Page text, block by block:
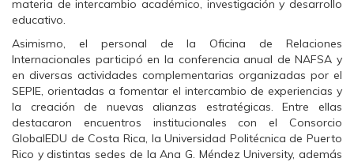
a
n
n
u
e
v
a
)
n
e
v
a
)
a
e
v
a
)
materia de intercambio académico, investigación y desarrollo
educativo.
Asimismo, el personal de la Oficina de Relaciones
Internacionales participó en la conferencia anual de NAFSA y
en diversas actividades complementarias organizadas por el
SEPIE, orientadas a fomentar el intercambio de experiencias y
la creación de nuevas alianzas estratégicas. Entre ellas
destacaron encuentros institucionales con el Consorcio
GlobalEDU de Costa Rica, la Universidad Politécnica de Puerto
Rico y distintas sedes de la Ana G. Méndez University, además